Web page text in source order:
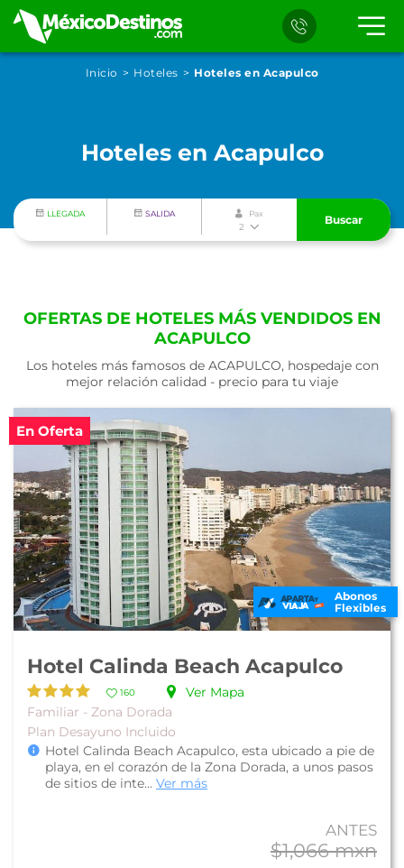
Inicio Hoteles Hoteles en Acapulco
Hoteles en Acapulco
LLEGADA SALIDA Pax
2
Buscar
OFERTAS DE HOTELES MÁS VENDIDOS EN
ACAPULCO
Los hoteles más famosos de ACAPULCO, hospedaje con
mejor relación calidad - precio para tu viaje
En Oferta
Abonos
Flexibles
Hotel Calinda Beach Acapulco
160
Ver Mapa
Familiar - Zona Dorada
Plan Desayuno Incluido
Hotel Calinda Beach Acapulco, esta ubicado a pie de
playa, en el corazón de la Zona Dorada, a unos pasos
de sitios de inte... Ver más
ANTES
$1,066 mxn